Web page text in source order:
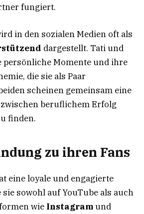
fungiert.
in den sozialen Medien oft als
dargestellt. Tati und
persönliche Momente und ihre
die sie als Paar
scheinen gemeinsam eine
zwischen beruflichem Erfolg
finden.
zu ihren Fans
eine loyale und engagierte
sie sowohl auf YouTube als auch
wie Instagramund